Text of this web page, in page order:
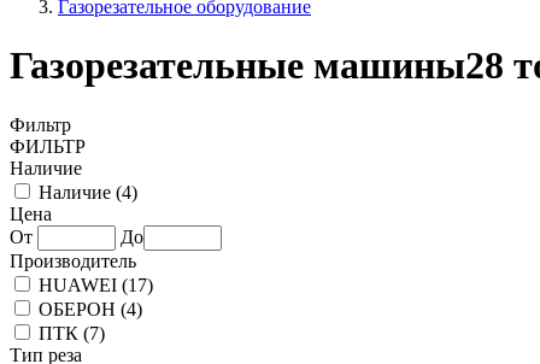
Газорезательное оборудование
Газорезательные машины28
Фильтр
ФИЛЬТР
Наличие
Наличие (4)
Цена
От
До
Производитель
HUAWEI (17)
ОБЕРОН (4)
ПТК (7)
Тип реза